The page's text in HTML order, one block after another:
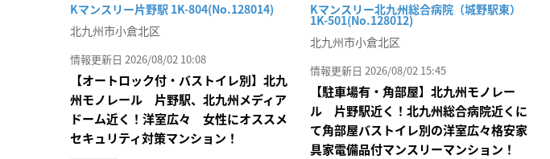
Kマンスリー片野駅 1K-804(No.128014)
北九州市小倉北区
情報更新日 2026/08/02 10:08
【オートロック付・バストイレ別】北九
州モノレール 片野駅、北九州メディア
ドーム近く！洋室広々 女性にオススメ
セキュリティ対策マンション！
Kマンスリー北九州総合病院（城野駅東）
1K-501(No.128012)
北九州市小倉北区
情報更新日 2026/08/02 15:45
【駐車場有・角部屋】北九州モノレー
ル 片野駅近く！北九州総合病院近くに
て角部屋バストイレ別の洋室広々格安家
具家電備品付マンスリーマンション！